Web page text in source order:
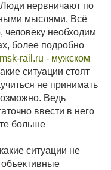
нервничают по
мыслями. Всё
человеку необходим
более подробно
rail.ru - мужском
ситуации стоят
не принимать
Ведь
ввести в него
больше
ситуации не